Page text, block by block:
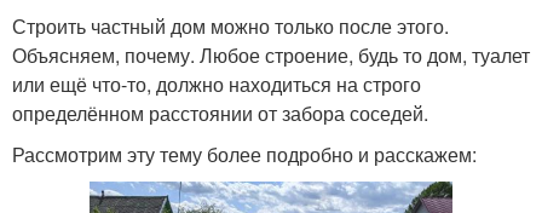
Строить частный дом можно только после этого.
Объясняем, почему. Любое строение, будь то дом, туалет
или ещё что-то, должно находиться на строго
определённом расстоянии от забора соседей.
Рассмотрим эту тему более подробно и расскажем: